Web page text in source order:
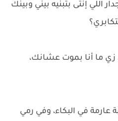
اللي إنتى بتبنيه بيني وبينك
زي ما أنا بموت عشانك،
عارمة في البكاء، وفي رمي